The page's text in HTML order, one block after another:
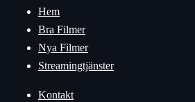
Hem
Bra Filmer
Nya Filmer
Streamingtjänster
Kontakt